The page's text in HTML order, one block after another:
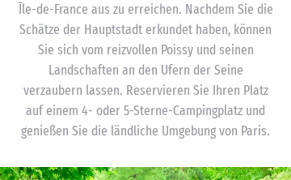
Île-de-France aus zu erreichen. Nachdem Sie die
Schätze der Hauptstadt erkundet haben, können
Sie sich vom reizvollen Poissy und seinen
Landschaften an den Ufern der Seine
verzaubern lassen. Reservieren Sie Ihren Platz
auf einem 4- oder 5-Sterne-Campingplatz und
genießen Sie die ländliche Umgebung von Paris.